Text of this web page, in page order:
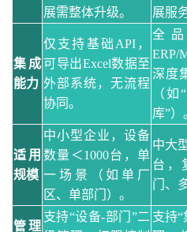
展需整体升级。
展服
集成
能力
仅支持基础 API，
可导出Excel数据至
外部系统，无流程
协同。
全
ERP/
深度
（
库”）
适用
规模
中小型企业，设备
数量＜1000台，单
一场景（如单厂
区、单部门）。
中大
台，
门、
管理
支持“设备-部门”二 支持“